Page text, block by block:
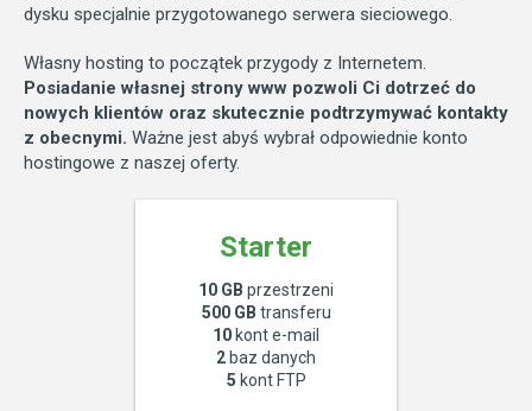
dysku specjalnie przygotowanego serwera sieciowego.
Własny hosting to początek przygody z Internetem.
Posiadanie własnej strony www pozwoli Ci dotrzeć do
nowych klientów oraz skutecznie podtrzymywać kontakty
z obecnymi. Ważne jest abyś wybrał odpowiednie konto
hostingowe z naszej oferty.
Starter
10 GB przestrzeni
500 GB transferu
10 kont e-mail
2 baz danych
5 kont FTP